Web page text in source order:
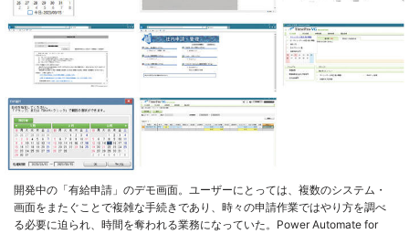
開発中の「有給申請」のデモ画面。ユーザーにとっては、複数のシステム・
画面をまたぐことで複雑な手続きであり、時々の申請作業ではやり方を調べ
る必要に迫られ、時間を奪われる業務になっていた。Power Automate for